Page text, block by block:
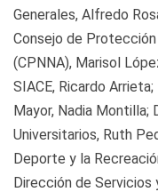
Generales, Alfredo
Consejo de
(CPNNA), Marisol
SIACE, Ricardo
Mayor, Nadia Montilla;
Universitarios, Ruth
Deporte y la
Dirección de Servicios